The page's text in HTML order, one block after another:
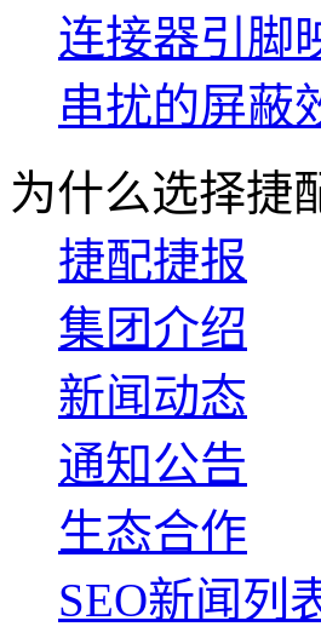
连接器引脚
串扰的屏蔽
为什么选择捷
捷配捷报
集团介绍
新闻动态
通知公告
生态合作
SEO新闻列